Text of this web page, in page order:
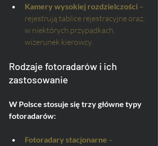
Kamery wysokiej rozdzielczości –
rejestrują tablice rejestracyjne oraz,
w niektórych przypadkach,
wizerunek kierowcy.
Rodzaje fotoradarów i ich
zastosowanie
W Polsce stosuje się trzy główne typy
fotoradarów:
Fotoradary stacjonarne –